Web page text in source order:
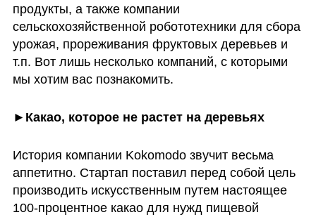
продукты, а также компании
сельскохозяйственной робототехники для сбора
урожая, прореживания фруктовых деревьев и
т.п. Вот лишь несколько компаний, с которыми
мы хотим вас познакомить.
►Какао, которое не растет на деревьях
История компании Kokomodo звучит весьма
аппетитно. Стартап поставил перед собой цель
производить искусственным путем настоящее
100-процентное какао для нужд пищевой